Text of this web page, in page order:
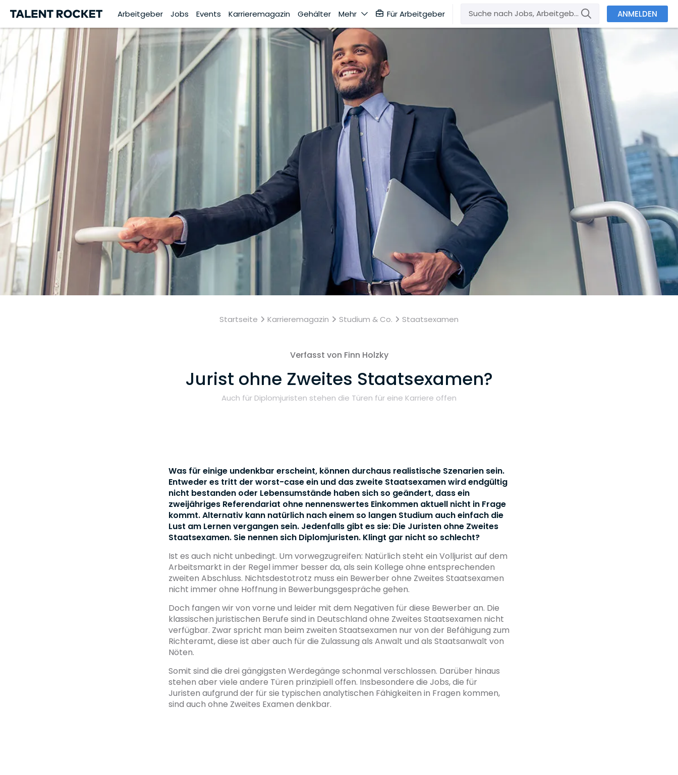
Arbeitgeber Jobs Events Karrieremagazin Gehälter Mehr Für Arbeitgeber ANMELDEN
Startseite Karrieremagazin Studium & Co. Staatsexamen
Verfasst von Finn Holzky
Jurist ohne Zweites Staatsexamen?
Auch für Diplomjuristen stehen die Türen für eine Karriere offen
Was für einige undenkbar erscheint, können durchaus realistische Szenarien sein.
Entweder es tritt der worst-case ein und das zweite Staatsexamen wird endgültig
nicht bestanden oder Lebensumstände haben sich so geändert, dass ein
zweijähriges Referendariat ohne nennenswertes Einkommen aktuell nicht in Frage
kommt. Alternativ kann natürlich nach einem so langen Studium auch einfach die
Lust am Lernen vergangen sein. Jedenfalls gibt es sie: Die Juristen ohne Zweites
Staatsexamen. Sie nennen sich Diplomjuristen. Klingt gar nicht so schlecht?
Ist es auch nicht unbedingt. Um vorwegzugreifen: Natürlich steht ein Volljurist auf dem
Arbeitsmarkt in der Regel immer besser da, als sein Kollege ohne entsprechenden
zweiten Abschluss. Nichtsdestotrotz muss ein Bewerber ohne Zweites Staatsexamen
nicht immer ohne Hoffnung in Bewerbungsgespräche gehen.
Doch fangen wir von vorne und leider mit dem Negativen für diese Bewerber an. Die
klassischen juristischen Berufe sind in Deutschland ohne Zweites Staatsexamen nicht
verfügbar. Zwar spricht man beim zweiten Staatsexamen nur von der Befähigung zum
Richteramt, diese ist aber auch für die Zulassung als Anwalt und als Staatsanwalt von
Nöten.
Somit sind die drei gängigsten Werdegänge schonmal verschlossen. Darüber hinaus
stehen aber viele andere Türen prinzipiell offen. Insbesondere die Jobs, die für
Juristen aufgrund der für sie typischen analytischen Fähigkeiten in Fragen kommen,
sind auch ohne Zweites Examen denkbar.